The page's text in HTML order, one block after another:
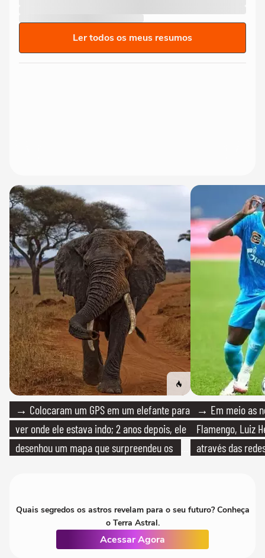
Ler todos os meus resumos
→ Colocaram um GPS em um elefante para
ver onde ele estava indo; 2 anos depois, ele
desenhou um mapa que surpreendeu os
→ Em meio as
Flamengo, Luiz
através das
Quais segredos os astros revelam para o seu futuro? Conheça
o Terra Astral.
Acessar Agora